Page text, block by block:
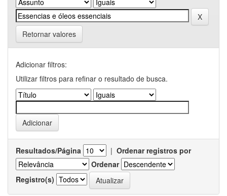
Retornar valores
Adicionar filtros:
Utilizar filtros para refinar o resultado de busca.
Resultados/Página | Ordenar registros por
Ordenar
Registro(s)